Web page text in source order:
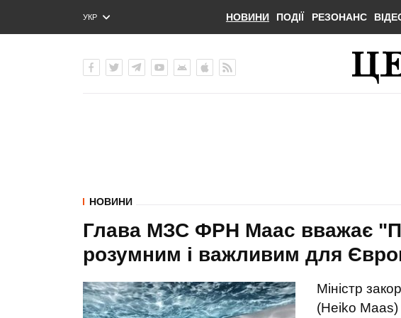
УКР
ENG
НОВИНИ ПОДІЇ РЕЗОНАНС
НОВИНИ
Глава МЗС ФРН Маас вважає
розумним і важливим для
Міністр
(Heiko Maas)